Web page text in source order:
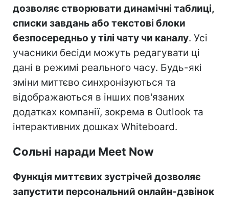
дозволяє створювати динамічні таблиці,
списки завдань або текстові блоки
безпосередньо у тілі чату чи каналу. Усі
учасники бесіди можуть редагувати ці
дані в режимі реального часу. Будь-які
зміни миттєво синхронізуються та
відображаються в інших пов'язаних
додатках компанії, зокрема в Outlook та
інтерактивних дошках Whiteboard.
Сольні наради Meet Now
Функція миттєвих зустрічей дозволяє
запустити персональний онлайн-дзвінок